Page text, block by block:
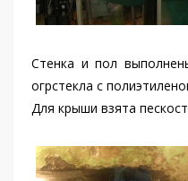
Стенка и пол
огрстекла с
Для крыши взята